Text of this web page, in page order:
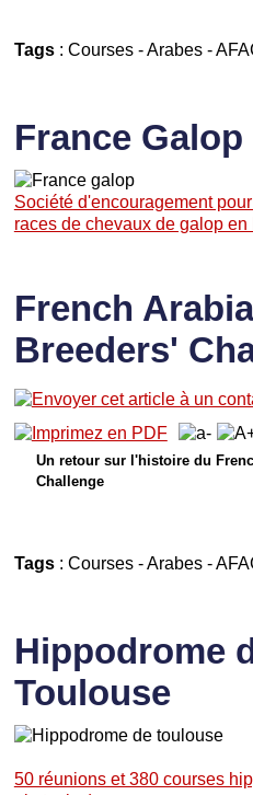
Tags: Courses-Arabes-
France Galop
Société d'encouragement
races de chevaux de galop en
French
Breeders'
Un retour sur l'histoire du
Challenge
Tags: Courses-Arabes-
Hippodrome
Toulouse
50 réunions et 380 courses